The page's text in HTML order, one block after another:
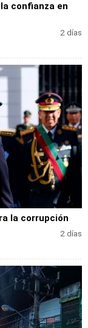
confianza en
2 días
la corrupción
2 días